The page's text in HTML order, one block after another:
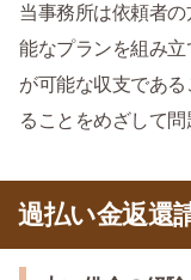
当事務所は依頼者
能なプランを組み
が可能な収支であ
ることをめざして問
過払い金返還